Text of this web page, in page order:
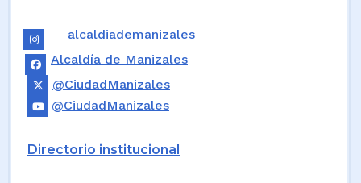
alcaldiademanizales
Alcaldía de Manizales
@CiudadManizales
@CiudadManizales
Directorio institucional